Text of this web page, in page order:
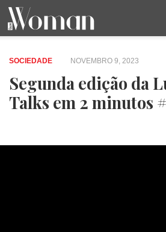
BELEZA
CAPA
LIFESTYLE
MODA
OPINIÃO
PESSOAS
SOCIEDADE
VIDEOS
SOCIEDADE NOVEMBRO 9, 2023
Segunda edição da
Talks em 2 minutos